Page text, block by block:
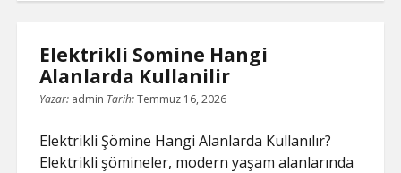
Kiralama
İpuclari
Elektrikli Somine Hangi
Alanlarda Kullanilir
Yazar: admin Tarih:Temmuz 16, 2026
Elektrikli Şömine Hangi Alanlarda Kullanılır?
Elektrikli şömineler, modern yaşam alanlarında